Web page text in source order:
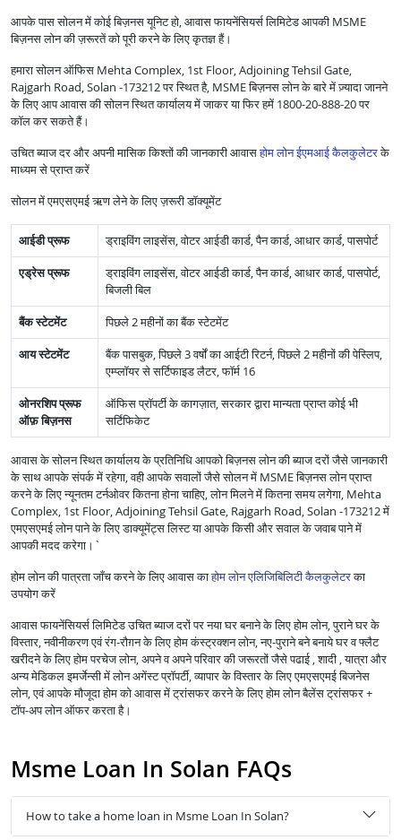
आपके पास सोलन में कोई बिज़नस यूनिट हो, आवास फायनेंसियर्स लिमिटेड आपकी MSME
बिज़नस लोन की ज़रूरतें को पूरी करने के लिए कृतज्ञ हैं।
हमारा सोलन ऑफिस Mehta Complex, 1st Floor, Adjoining Tehsil Gate,
Rajgarh Road, Solan -173212 पर स्थित है, MSME बिज़नस लोन के बारे में ज़्यादा जानने
के लिए आप आवास की सोलन स्थित कार्यालय में जाकर या फिर हमें 1800-20-888-20 पर
कॉल कर सकते हैं।
उचित ब्याज दर और अपनी मासिक किश्तों की जानकारी आवासहोम लोन ईएमआई कैलकुलेटरके
माध्यम से प्राप्त करें
सोलन में एमएसएमई ऋण लेने के लिए ज़रूरी डॉक्यूमेंट
आईडी प्रूफ
ड्राइविंग लाइसेंस, वोटर आईडी कार्ड, पैन कार्ड, आधार कार्ड, पासपोर्ट
एड्रेस प्रूफ
ड्राइविंग लाइसेंस, वोटर आईडी कार्ड, पैन कार्ड, आधार कार्ड, पासपोर्ट,
बिजली बिल
बैंक स्टेटमेंट
पिछले 2 महीनों का बैंक स्टेटमेंट
आय स्टेटमेंट
बैंक पासबुक, पिछले 3 वर्षों का आईटी रिटर्न, पिछले 2 महीनों की पेस्लिप,
एम्प्लॉयर से सर्टिफाइड लैटर, फॉर्म 16
ओनरशिप प्रूफ
ऑफ़ बिज़नस
ऑफिस प्रॉपर्टी के कागज़ात, सरकार द्वारा मान्यता प्राप्त कोई भी
सर्टिफिकेट
आवास के सोलन स्थित कार्यालय के प्रतिनिधि आपको बिज़नस लोन की ब्याज दरों जैसे जानकारी
के साथ आपके संपर्क में रहेगा, वही आपके सवालों जैसे सोलन में MSME बिज़नस लोन प्राप्त
करने के लिए न्यूनतम टर्नओवर कितना होना चाहिए, लोन मिलने में कितना समय लगेगा, Mehta
Complex, 1st Floor, Adjoining Tehsil Gate, Rajgarh Road, Solan -173212 में
एमएसएमई लोन पाने के लिए डाक्यूमेंट्स लिस्ट या आपके किसी और सवाल के जवाब पाने में
आपकी मदद करेगा।`
होम लोन की पात्रता जाँच करने के लिए आवास काहोम लोन एलिजिबिलिटी कैलकुलेटरका
उपयोग करें
आवास फायनेंसियर्स लिमिटेड उचित ब्याज दरों पर नया घर बनाने के लिए होम लोन, पुराने घर के
विस्तार, नवीनीकरण एवं रंग-रौग़न के लिए होम कंस्ट्रक्शन लोन, नए-पुराने बने बनाये घर व फ्लैट
खरीदने के लिए होम परचेज लोन, अपने व अपने परिवार की जरूरतों जैसे पढाई , शादी , यात्रा और
अन्य मेडिकल इमर्जेन्सी में लोन अगेंस्ट प्रॉपर्टी, व्यापार के विस्तार के लिए एमएसएमई बिजनेस
लोन, एवं आपके मौजूदा होम को आवास में ट्रांसफर करने के लिए होम लोन बैलेंस ट्रांसफर +
टॉप-अप लोन ऑफर करता है।
Msme Loan In Solan FAQs
How to take a home loan in Msme Loan In Solan?